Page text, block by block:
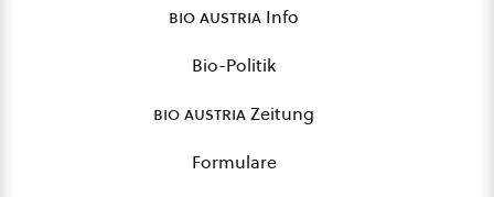
bio austria Info
Bio-Politik
bio austriaZeitung
Formulare